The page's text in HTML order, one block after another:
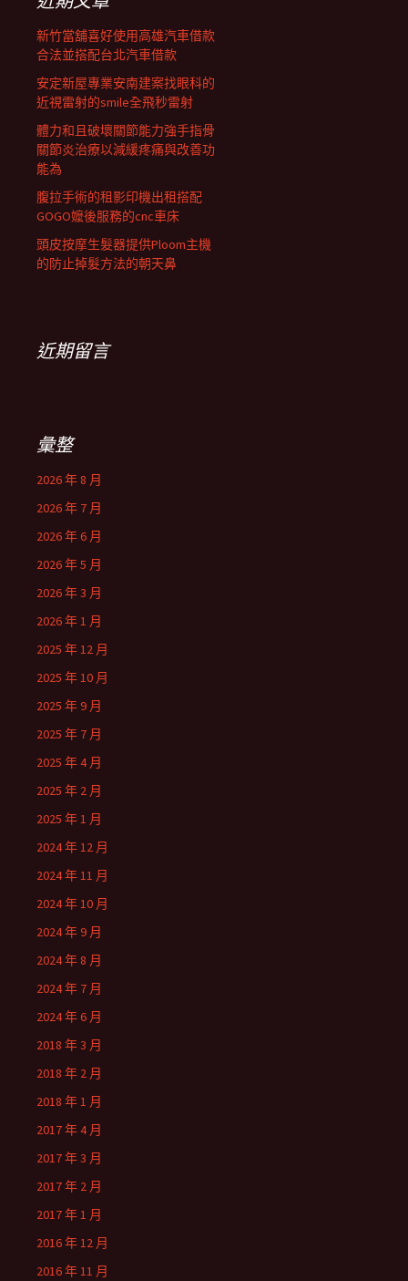
新竹當舖喜好使用高雄汽車借款
合法並搭配台北汽車借款
安定新屋專業安南建案找眼科的
近視雷射的smile全飛秒雷射
體力和且破壞關節能力強手指骨
關節炎治療以減緩疼痛與改善功
能為
腹拉手術的租影印機出租搭配
GOGO嬤後服務的cnc車床
頭皮按摩生髮器提供Ploom主機
的防止掉髮方法的朝天鼻
近期留言
彙整
2026 年 8 月
2026 年 7 月
2026 年 6 月
2026 年 5 月
2026 年 3 月
2026 年 1 月
2025 年 12 月
2025 年 10 月
2025 年 9 月
2025 年 7 月
2025 年 4 月
2025 年 2 月
2025 年 1 月
2024 年 12 月
2024 年 11 月
2024 年 10 月
2024 年 9 月
2024 年 8 月
2024 年 7 月
2024 年 6 月
2018 年 3 月
2018 年 2 月
2018 年 1 月
2017 年 4 月
2017 年 3 月
2017 年 2 月
2017 年 1 月
2016 年 12 月
2016 年 11 月